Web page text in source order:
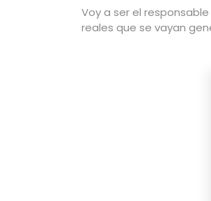
Voy a ser el
reales que se vayan